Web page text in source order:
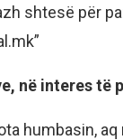
shtesë për
në interes të
humbasin,